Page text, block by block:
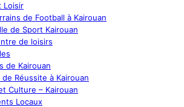
Loisir
de Football à Kairouan
de Sport Kairouan
de loisirs
de Kairouan
Réussite à Kairouan
Culture – Kairouan
Locaux